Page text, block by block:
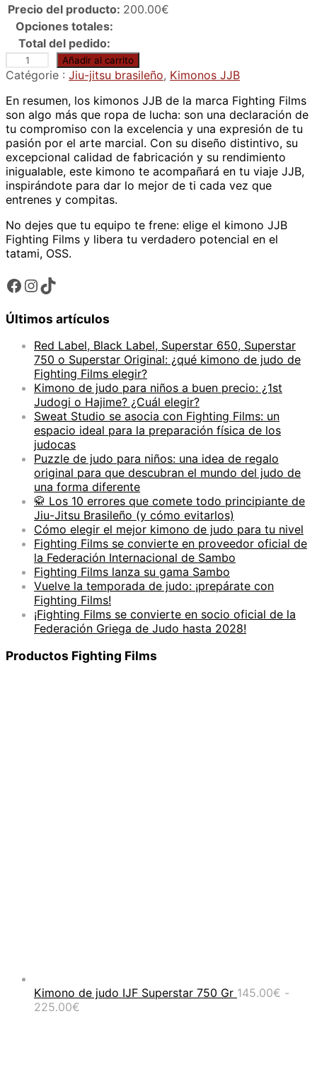
Precio del producto: 200.00€
Opciones totales:
Total del pedido:
K
i
o
n
o
d
e
J
J
B
l
b
a
o
c
a
Añadir al carrito
Catégorie : Jiu-jitsu brasileño, Kimonos JJB
En resumen, los kimonos JJB de la marca Fighting Films
son algo más que ropa de lucha: son una declaración de
tu compromiso con la excelencia y una expresión de tu
pasión por el arte marcial. Con su diseño distintivo, su
excepcional calidad de fabricación y su rendimiento
inigualable, este kimono te acompañará en tu viaje JJB,
inspirándote para dar lo mejor de ti cada vez que
entrenes y compitas.
No dejes que tu equipo te frene: elige el kimono JJB
Fighting Films y libera tu verdadero potencial en el
tatami, OSS.
Facebook
Instagram
TikTok
Últimos artículos
Red Label, Black Label, Superstar 650, Superstar
750 o Superstar Original: ¿qué kimono de judo de
Fighting Films elegir?
Kimono de judo para niños a buen precio: ¿1st
Judogi o Hajime? ¿Cuál elegir?
Sweat Studio se asocia con Fighting Films: un
espacio ideal para la preparación física de los
judocas
Puzzle de judo para niños: una idea de regalo
original para que descubran el mundo del judo de
una forma diferente
🥋 Los 10 errores que comete todo principiante de
Jiu-Jitsu Brasileño (y cómo evitarlos)
Cómo elegir el mejor kimono de judo para tu nivel
Fighting Films se convierte en proveedor oficial de
la Federación Internacional de Sambo
Fighting Films lanza su gama Sambo
Vuelve la temporada de judo: ¡prepárate con
Fighting Films!
¡Fighting Films se convierte en socio oficial de la
Federación Griega de Judo hasta 2028!
Productos Fighting Films
Kimono de judo IJF Superstar 750 Gr 145.00€ -
225.00€